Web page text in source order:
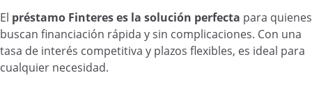
El préstamo Finteres es la solución perfecta para quienes
buscan financiación rápida y sin complicaciones. Con una
tasa de interés competitiva y plazos flexibles, es ideal para
cualquier necesidad.